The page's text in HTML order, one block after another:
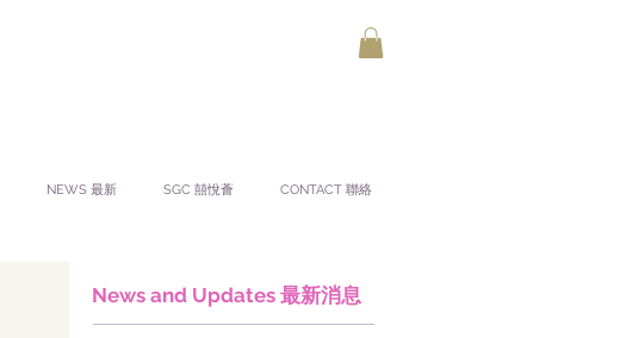
NEWS 最新 SGC 囍悅薈 CONTACT 聯絡
News and Updates 最新消息